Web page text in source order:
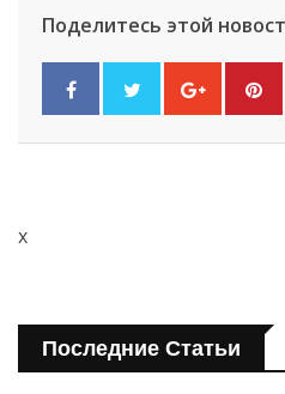
Поделитесь этой
x
Последние Статьи